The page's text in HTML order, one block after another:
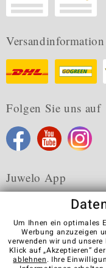
Versandinformation
Folgen Sie uns auf
Juwelo App
Karriere AGB
Um Ihnen ein optimales
Werbung anzuzeigen
verwenden wir und
Klick auf „Akzeptieren“
ablehnen. Ihre